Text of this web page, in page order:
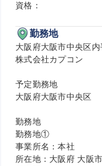
資格：
勤務地
大阪府大阪市中央区
株式会社カプコン
予定勤務地
大阪府大阪市中央区
勤務地
勤務地①
事業所名：本社
所在地：大阪府 大阪